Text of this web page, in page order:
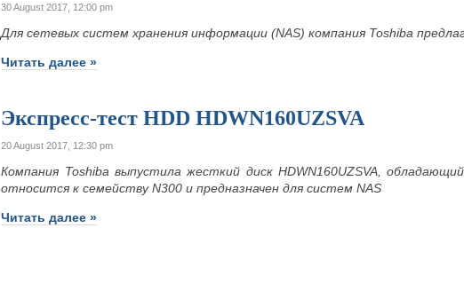
30 August 2017, 12:00 pm
Для сетевых систем хранения информации (NAS) компания Toshiba
Читать далее »
Экспресс-тест HDD HDWN160UZSVA
20 August 2017, 12:30 pm
Компания Toshiba выпустила жесткий диск HDWN160UZSVA,
относится к семейству N300 и предназначен для систем NAS
Читать далее »